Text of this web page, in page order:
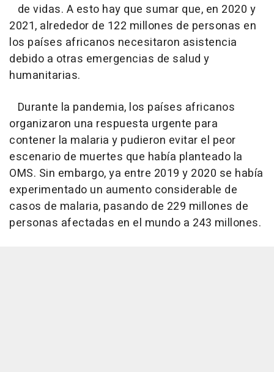
de vidas. A esto hay que sumar que, en 2020 y
2021, alrededor de 122 millones de personas en
los países africanos necesitaron asistencia
debido a otras emergencias de salud y
humanitarias.
Durante la pandemia, los países africanos
organizaron una respuesta urgente para
contener la malaria y pudieron evitar el peor
escenario de muertes que había planteado la
OMS. Sin embargo, ya entre 2019 y 2020 se había
experimentado un aumento considerable de
casos de malaria, pasando de 229 millones de
personas afectadas en el mundo a 243 millones.